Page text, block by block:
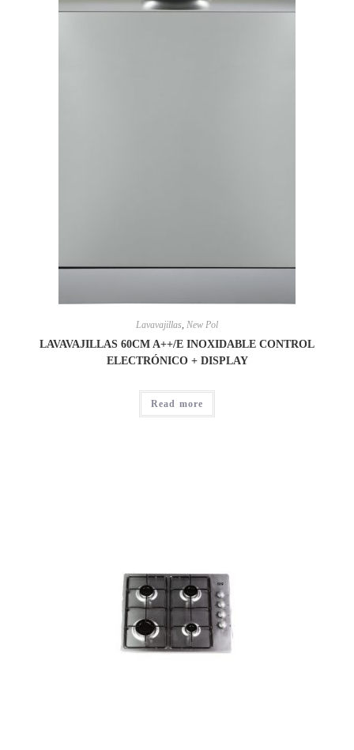
Lavavajillas, New Pol
LAVAVAJILLAS 60CM A++/E INOXIDABLE CONTROL
ELECTRÓNICO + DISPLAY
Read more